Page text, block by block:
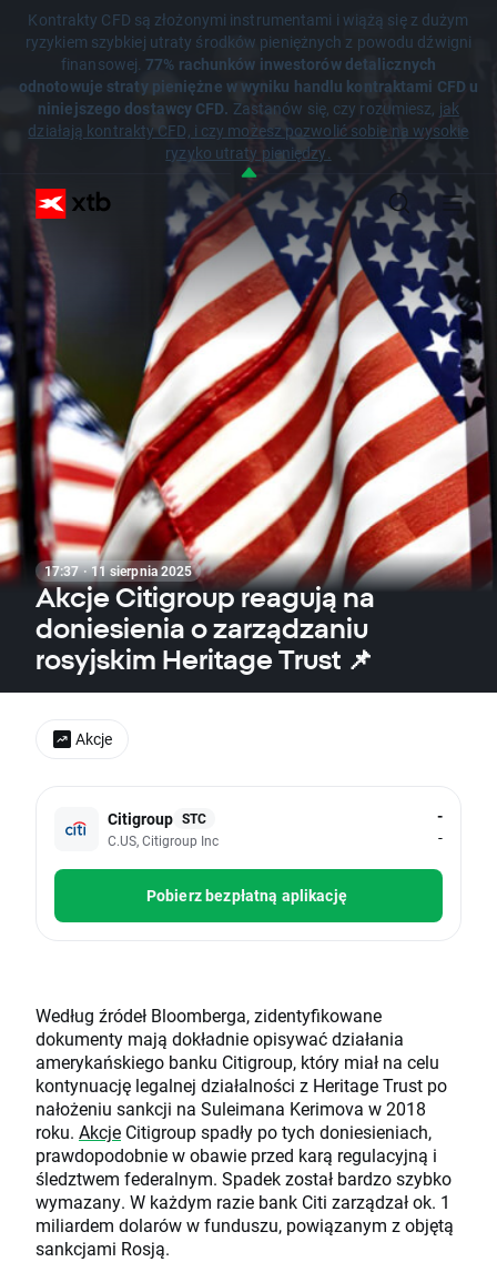
Kontrakty CFD są złożonymi instrumentami i wiążą się z dużym
ryzykiem szybkiej utraty środków pieniężnych z powodu dźwigni
finansowej.77% rachunków inwestorów detalicznych
odnotowuje straty pieniężne w wyniku handlu kontraktami CFD u
niniejszego dostawcy CFD. Zastanów się, czy rozumiesz, jak
działają kontrakty CFD, i czy możesz pozwolić sobie na wysokie
ryzyko utraty pieniędzy.
17:37 · 11 sierpnia 2025
Akcje Citigroup reagują na
doniesienia o zarządzaniu
rosyjskim Heritage Trust 📌
Citigroup STC
C.US, Citigroup Inc
-
-
Pobierz bezpłatną aplikację
Według źródeł Bloomberga, zidentyfikowane
dokumenty mają dokładnie opisywać działania
amerykańskiego banku Citigroup, który miał na celu
kontynuację legalnej działalności z Heritage Trust po
nałożeniu sankcji na Suleimana Kerimova w 2018
roku. Akcje Citigroup spadły po tych doniesieniach,
prawdopodobnie w obawie przed karą regulacyjną i
śledztwem federalnym. Spadek został bardzo szybko
wymazany. W każdym razie bank Citi zarządzał ok. 1
miliardem dolarów w funduszu, powiązanym z objętą
sankcjami Rosją.
Akcje